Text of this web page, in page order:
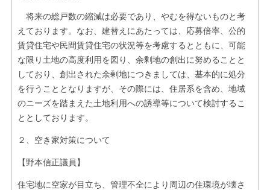
将来の総戸数の縮減は必要であり、やむを得ないものと考
えております。なお、建替えにあたっては、応募倍率、公的
賃貸住宅や民間賃貸住宅の状況等を考慮するとともに、可能
な限り土地の高度利用を図り、余剰地の創出に努めることと
しており、創出された余剰地につきましては、基本的に処分
を行うこととなりますが、その際には、住居系を含め、地域
のニーズを踏まえた土地利用への誘導等について検討するこ
ととしております。
２、空き家対策について
【野本信正議員】
住宅地に空家が目立ち、管理不全により周辺の住環境が壊さ